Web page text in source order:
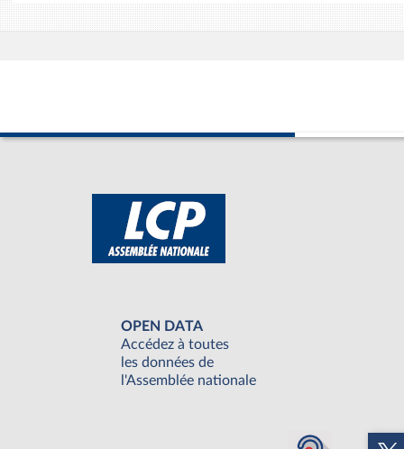
OPEN DATA
Accédez à toutes
les données de
l'Assemblée nationale